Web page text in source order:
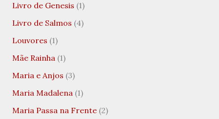
Livro de Genesis (1)
Livro de Salmos (4)
Louvores (1)
Mãe Rainha(1)
Maria e Anjos (3)
Maria Madalena(1)
Maria Passa na Frente(2)